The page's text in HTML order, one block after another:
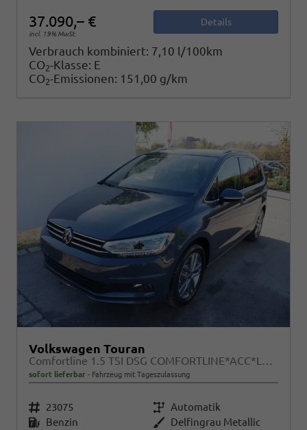
37.090,– €
incl. 19% MwSt.
Details
Verbrauch kombiniert: 7,10 l/100km
CO2-Klasse: E
CO2-Emissionen: 151,00 g/km
Volkswagen Touran
Comfortline 1.5 TSI DSG COMFORTLINE*ACC*LED*PDC*KAMERA*NAVI*SHZ* 7-SITZER 17-ZOLL
sofort lieferbar Fahrzeug mit Tageszulassung
Fahrzeugnr. 23075 Getriebe Automatik
Kraftstoff Benzin Außenfarbe Delfingrau Metallic